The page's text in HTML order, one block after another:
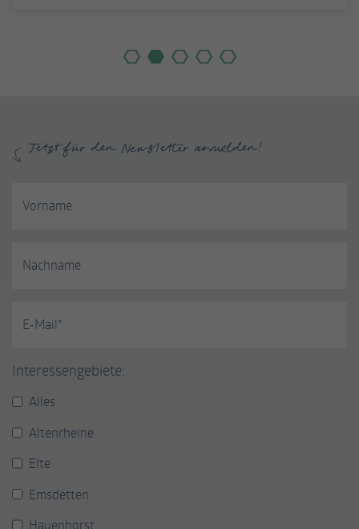
Jetzt für den Newsletter anmelden!
Vorname
Nachname
E-Mail*
Interessengebiete:
Alles
Altenrheine
Elte
Emsdetten
Hauenhorst